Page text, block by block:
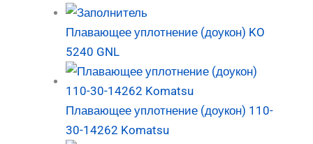
Плавающее уплотнение (доукон) KO
5240 GNL
Плавающее уплотнение (доукон) 110-
30-14262 Komatsu